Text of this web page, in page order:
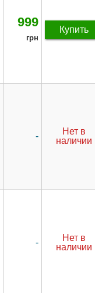
999
грн
Купить
-
Нет в
наличии
-
Нет в
наличии